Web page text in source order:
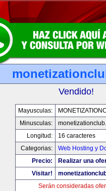
Vendido!
Mayusculas:
Minusculas:
Longitud:
16 caracteres
Categorias:
Web Hosting y
Precio:
Realizar una
Visitar!
Serán consideradas